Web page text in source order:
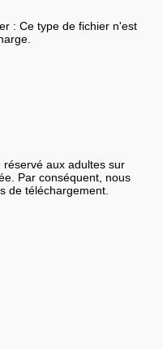
: Ce type de fichier n'est
aux adultes sur
Par conséquent, nous
de téléchargement.